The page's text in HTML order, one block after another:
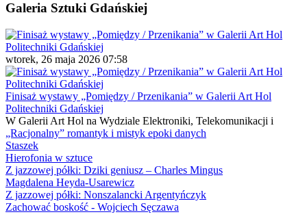
Galeria Sztuki Gdańskiej
wtorek, 26 maja 2026 07:58
Finisaż wystawy „Pomiędzy / Przenikania” w Galerii Art Hol
Politechniki Gdańskiej
W Galerii Art Hol na Wydziale Elektroniki, Telekomunikacji i
„Racjonalny” romantyk i mistyk epoki danych
Staszek
Hierofonia w sztuce
Z jazzowej półki: Dziki geniusz – Charles Mingus
Magdalena Heyda-Usarewicz
Z jazzowej półki: Nonszalancki Argentyńczyk
Zachować boskość - Wojciech Sęczawa